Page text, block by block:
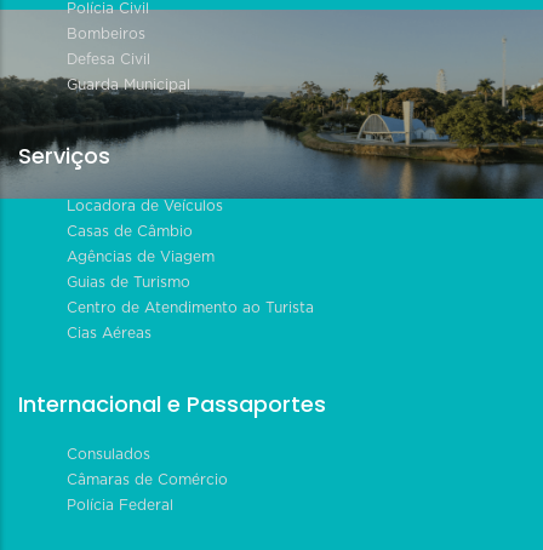
Polícia Civil
Bombeiros
Defesa Civil
Guarda Municipal
Serviços
Locadora de Veículos
Casas de Câmbio
Agências de Viagem
Guias de Turismo
Centro de Atendimento ao Turista
Cias Aéreas
Internacional e Passaportes
Consulados
Câmaras de Comércio
Polícia Federal